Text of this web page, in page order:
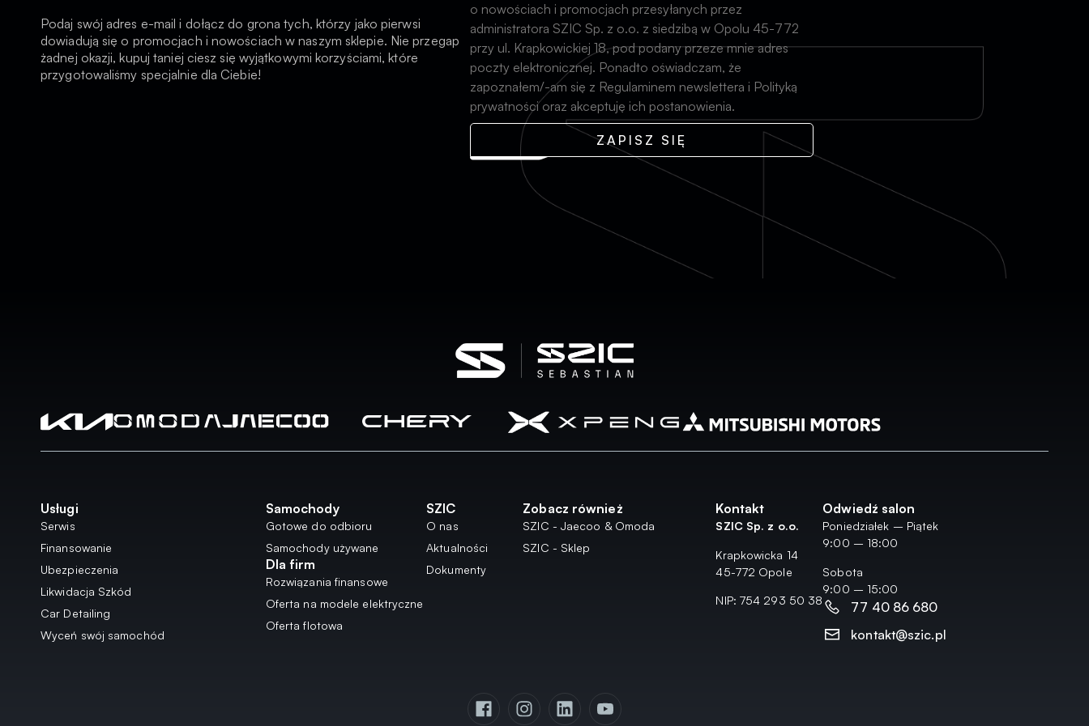
Podaj swój adres e-mail i dołącz do grona tych, którzy jako pierwsi
dowiadują się o promocjach i nowościach w naszym sklepie. Nie przegap
żadnej okazji, kupuj taniej ciesz się wyjątkowymi korzyściami, które
przygotowaliśmy specjalnie dla Ciebie!
o nowościach i promocjach przesyłanych przez
administratora SZIC Sp. z o.o. z siedzibą w Opolu 45-772
przy ul. Krapkowickiej 18, pod podany przeze mnie adres
poczty elektronicznej. Ponadto oświadczam, że
zapoznałem/-am się z Regulaminem newslettera i Polityką
prywatności oraz akceptuję ich postanowienia.
ZAPISZ SIĘ
Usługi
Serwis
Finansowanie
Ubezpieczenia
Likwidacja Szkód
Car Detailing
Wyceń swój samochód
Samochody
Gotowe do odbioru
Samochody używane
Dla firm
Rozwiązania finansowe
Oferta na modele elektryczne
Oferta flotowa
SZIC
O nas
Aktualności
Dokumenty
Zobacz również
SZIC - Jaecoo & Omoda
SZIC - Sklep
Kontakt
SZIC Sp. z o.o.
Krapkowicka 14
45-772 Opole
NIP: 754 293 50 38
Odwiedź salon
Poniedziałek – Piątek
9:00 – 18:00
Sobota
9:00 – 15:00
77 40 86 680
kontakt@szic.pl